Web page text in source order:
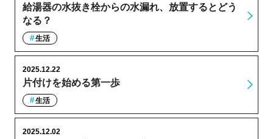
給湯器の水抜き栓からの水漏れ、放置するとどう
なる？
生活
片付けを始める第一歩
2025.12.22
生活
2025.12.02